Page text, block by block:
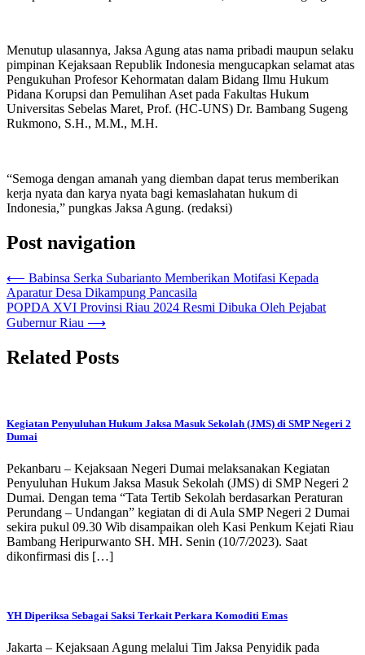
Menutup ulasannya, Jaksa Agung atas nama pribadi maupun selaku
pimpinan Kejaksaan Republik Indonesia mengucapkan selamat atas
Pengukuhan Profesor Kehormatan dalam Bidang Ilmu Hukum
Pidana Korupsi dan Pemulihan Aset pada Fakultas Hukum
Universitas Sebelas Maret, Prof. (HC-UNS) Dr. Bambang Sugeng
Rukmono, S.H., M.M., M.H.
“Semoga dengan amanah yang diemban dapat terus memberikan
kerja nyata dan karya nyata bagi kemaslahatan hukum di
Indonesia,” pungkas Jaksa Agung. (redaksi)
Post navigation
⟵ Babinsa Serka Subarianto Memberikan Motifasi Kepada
Aparatur Desa Dikampung Pancasila
POPDA XVI Provinsi Riau 2024 Resmi Dibuka Oleh Pejabat
Gubernur Riau ⟶
Related Posts
Kegiatan Penyuluhan Hukum Jaksa Masuk Sekolah (JMS) di SMP Negeri 2
Dumai
Pekanbaru – Kejaksaan Negeri Dumai melaksanakan Kegiatan
Penyuluhan Hukum Jaksa Masuk Sekolah (JMS) di SMP Negeri 2
Dumai. Dengan tema “Tata Tertib Sekolah berdasarkan Peraturan
Perundang – Undangan” kegiatan di di Aula SMP Negeri 2 Dumai
sekira pukul 09.30 Wib disampaikan oleh Kasi Penkum Kejati Riau
Bambang Heripurwanto SH. MH. Senin (10/7/2023). Saat
dikonfirmasi dis […]
YH Diperiksa Sebagai Saksi Terkait Perkara Komoditi Emas
Jakarta – Kejaksaan Agung melalui Tim Jaksa Penyidik pada